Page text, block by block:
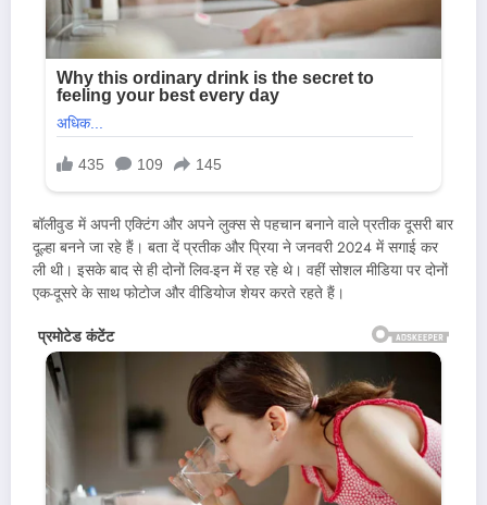
बॉलीवुड में अपनी एक्टिंग और अपने लुक्स से पहचान बनाने वाले प्रतीक दूसरी बार
दूल्हा बनने जा रहे हैं। बता दें प्रतीक और प्रिया ने जनवरी 2024 में सगाई कर
ली थी। इसके बाद से ही दोनों लिव-इन में रह रहे थे। वहीं सोशल मीडिया पर दोनों
एक-दूसरे के साथ फोटोज और वीडियोज शेयर करते रहते हैं।